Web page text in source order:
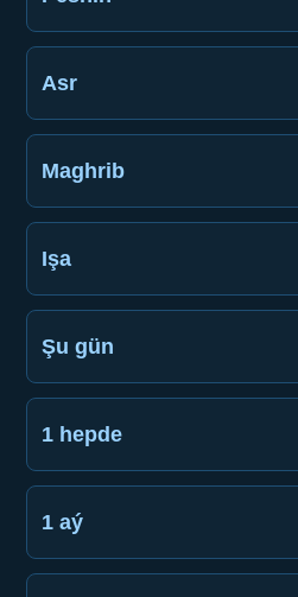
Asr
Maghrib
Işa
Şu gün
1 hepde
1 aý